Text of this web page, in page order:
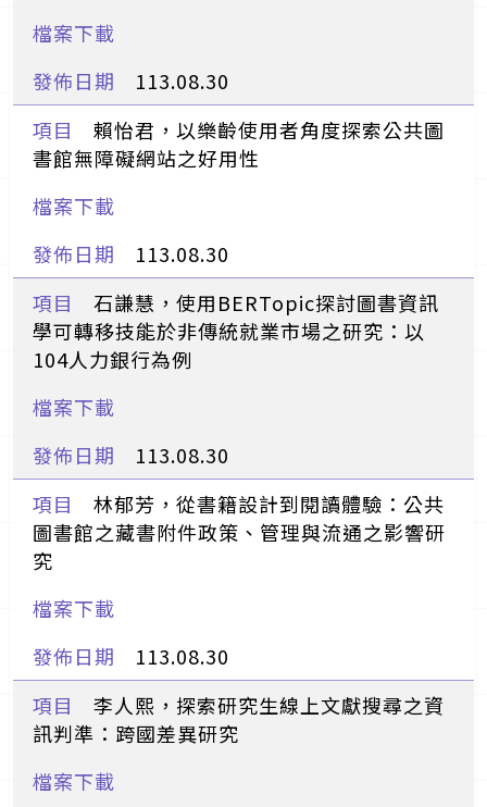
113.08.30
賴怡君，以樂齡使用者角度探索公共圖
書館無障礙網站之好用性
113.08.30
石謙慧，使用BERTopic探討圖書資訊
學可轉移技能於非傳統就業市場之研究：以
104人力銀行為例
113.08.30
林郁芳，從書籍設計到閱讀體驗：公共
圖書館之藏書附件政策、管理與流通之影響研
究
113.08.30
李人熙，探索研究生線上文獻搜尋之資
訊判準：跨國差異研究